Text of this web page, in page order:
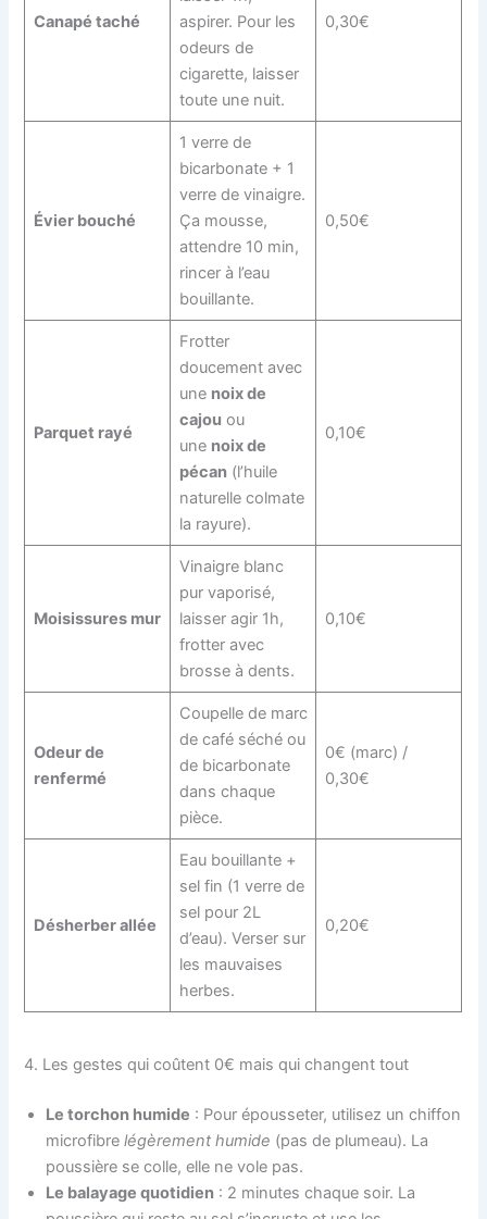
Canapé taché
aspirer. Pour les
odeurs de
cigarette, laisser
toute une nuit.
0,30€
Évier bouché
1 verre de
bicarbonate + 1
verre de vinaigre.
Ça mousse,
attendre 10 min,
rincer à l’eau
bouillante.
0,50€
Parquet rayé
Frotter
doucement avec
une noix de
cajou ou
une noix de
pécan(l’huile
naturelle colmate
la rayure).
0,10€
Moisissures mur
Vinaigre blanc
pur vaporisé,
laisser agir 1h,
frotter avec
brosse à dents.
0,10€
Odeur de
renfermé
Coupelle de marc
de café séché ou
de bicarbonate
dans chaque
pièce.
0€ (marc) /
0,30€
Désherber allée
Eau bouillante +
sel fin (1 verre de
sel pour 2L
d’eau). Verser sur
les mauvaises
herbes.
0,20€
4. Les gestes qui coûtent 0€ mais qui changent tout
Le torchon humide : Pour épousseter, utilisez un chiffon
microfibrelégèrement humide (pas de plumeau). La
poussière se colle, elle ne vole pas.
Le balayage quotidien : 2 minutes chaque soir. La